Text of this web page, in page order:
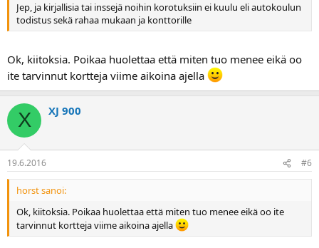
Jep, ja kirjallisia tai inssejä noihin korotuksiin ei kuulu eli autokoulun
todistus sekä rahaa mukaan ja konttorille
Ok, kiitoksia. Poikaa huolettaa että miten tuo menee eikä oo
ite tarvinnut kortteja viime aikoina ajella
X XJ 900
19.6.2016 #6
horst sanoi:
Ok, kiitoksia. Poikaa huolettaa että miten tuo menee eikä oo ite
tarvinnut kortteja viime aikoina ajella